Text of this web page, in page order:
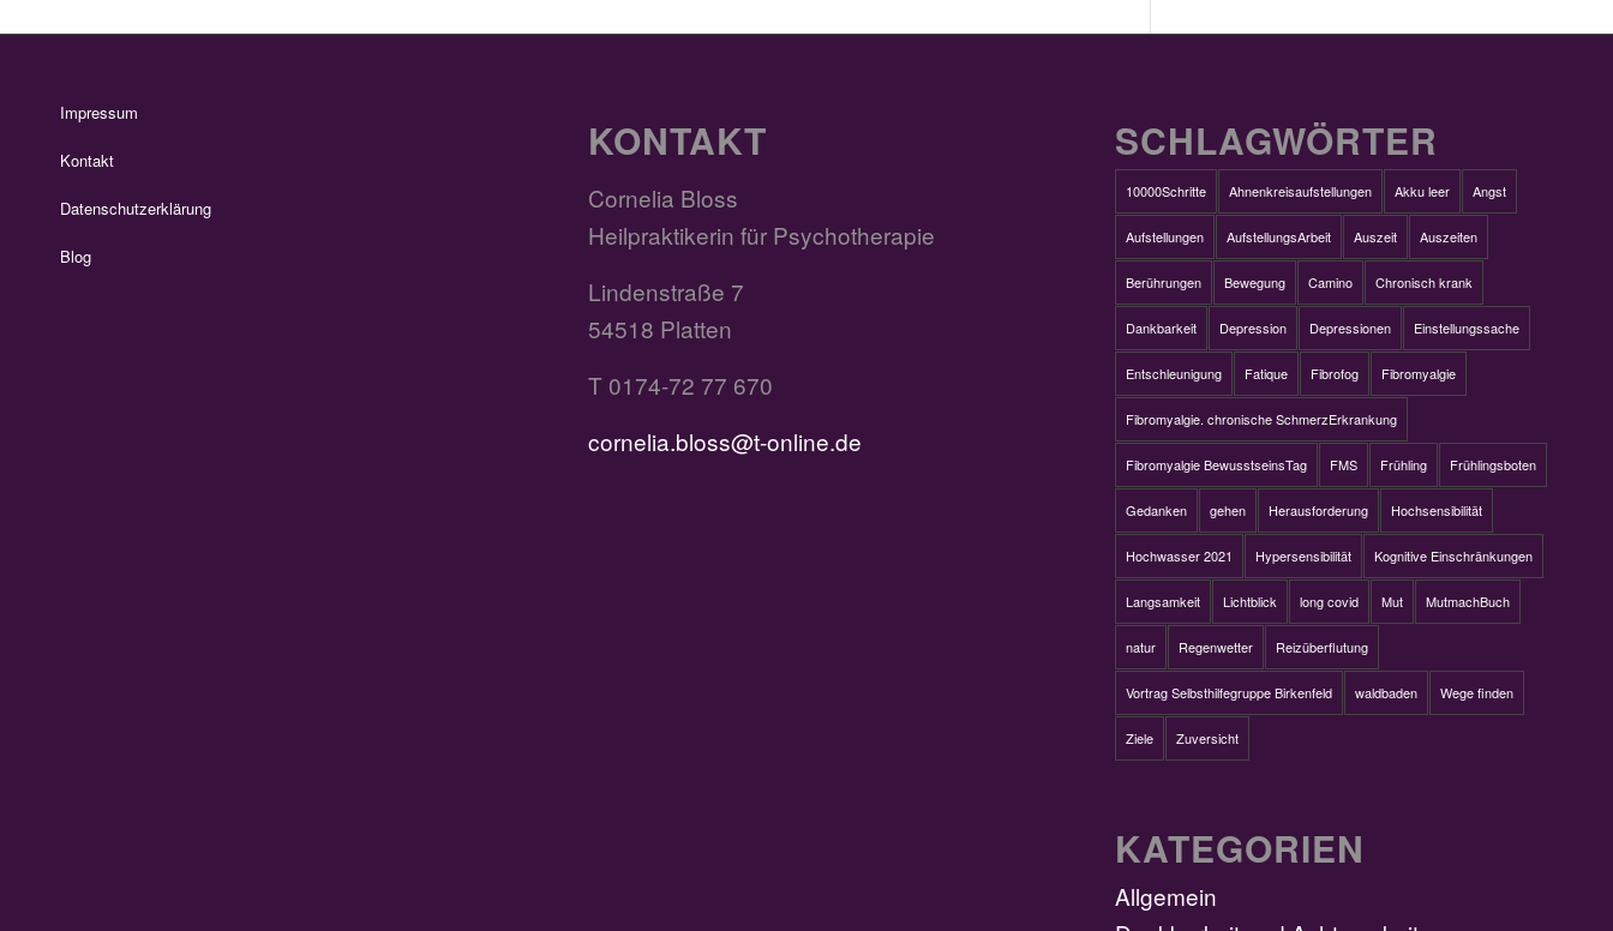
Impressum
Kontakt
Datenschutzerklärung
Blog
KONTAKT
Cornelia Bloss
Heilpraktikerin für Psychotherapie
Lindenstraße 7
54518 Platten
T 0174-72 77 670
cornelia.bloss@t-online.de
SCHLAGWÖRTER
10000Schritte Ahnenkreisaufstellungen Akku leer Angst
Aufstellungen AufstellungsArbeit Auszeit Auszeiten
Berührungen Bewegung Camino Chronisch krank
Dankbarkeit Depression Depressionen Einstellungssache
Entschleunigung Fatique Fibrofog Fibromyalgie
Fibromyalgie. chronische SchmerzErkrankung
Fibromyalgie BewusstseinsTag FMS Frühling Frühlingsboten
Gedanken gehen Herausforderung Hochsensibilität
Hochwasser 2021 Hypersensibilität Kognitive Einschränkungen
Langsamkeit Lichtblick long covid Mut MutmachBuch
natur Regenwetter Reizüberflutung
Vortrag Selbsthilfegruppe Birkenfeld waldbaden Wege finden
Ziele Zuversicht
KATEGORIEN
Allgemein